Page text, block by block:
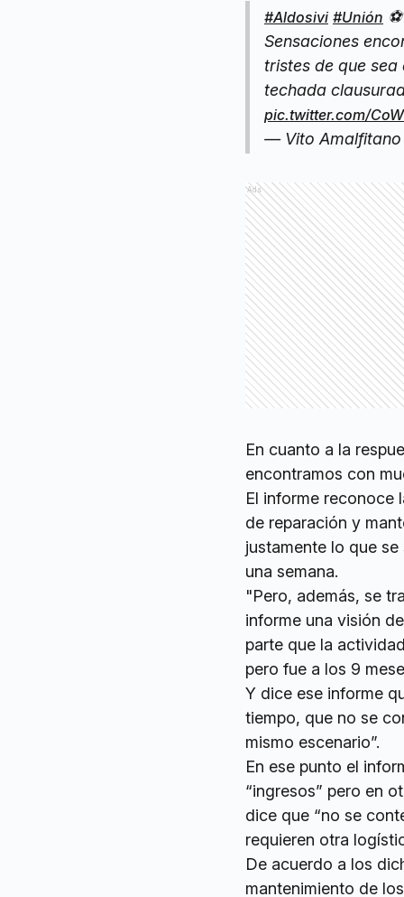
#Aldosivi #Unión
Sensaciones
tristes de que
techada
pic.twitter.com/
— Vito Amalfitano
Ads
En cuanto a la
encontramos con
El informe reconoce
de reparación y
justamente lo que
una semana.
"Pero, además, se
informe una visión
parte que la
pero fue a los 9
Y dice ese informe
tiempo, que no se
mismo escenario”.
En ese punto el
“ingresos” pero en
dice que “no se
requieren otra
De acuerdo a los
mantenimiento de